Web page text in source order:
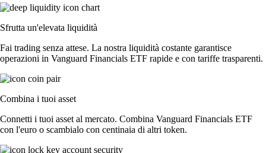
Sfrutta un'elevata liquidità
Fai trading senza attese. La nostra liquidità costante garantisce
operazioni in Vanguard Financials ETF rapide e con tariffe trasparenti.
Combina i tuoi asset
Connetti i tuoi asset al mercato. Combina Vanguard Financials ETF
con l'euro o scambialo con centinaia di altri token.